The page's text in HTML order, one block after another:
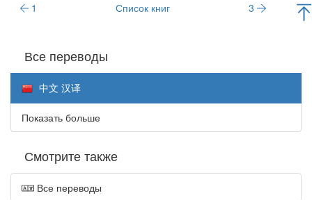
1 Список книг 3
Все переводы
中文 汉译
Показать больше
Смотрите также
Все переводы